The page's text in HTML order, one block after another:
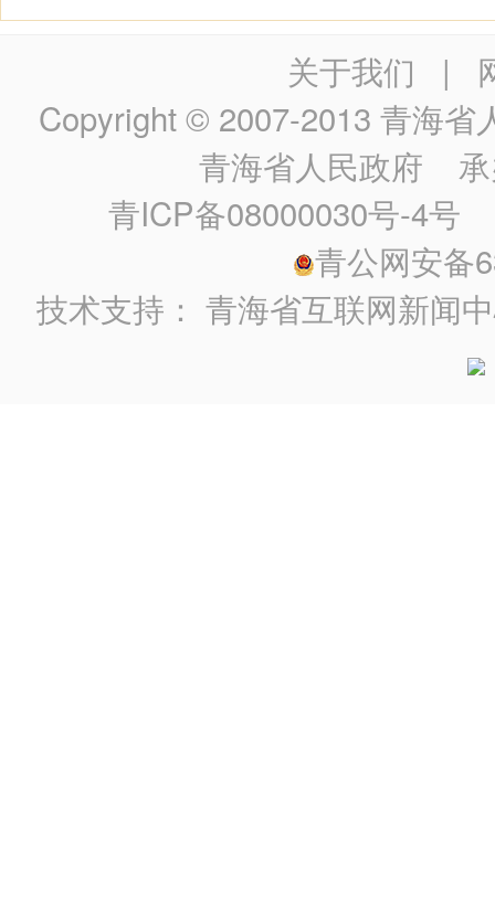
关于我们 |
Copyright © 2007-2013 青海省
青海省人民政府 承
青ICP备08000030号-4号
青公网安备
技术支持：青海省互联网新闻